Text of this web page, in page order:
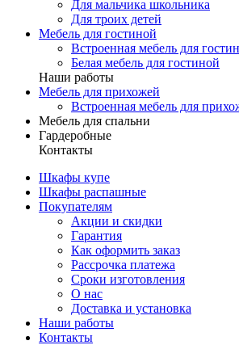
Для мальчика школьника
Для троих детей
Мебель для гостиной
Встроенная мебель для
Белая мебель для гостиной
Наши работы
Мебель для прихожей
Встроенная мебель для
Мебель для спальни
Гардеробные
Контакты
Шкафы купе
Шкафы распашные
Покупателям
Акции и скидки
Гарантия
Как оформить заказ
Рассрочка платежа
Сроки изготовления
О нас
Доставка и установка
Наши работы
Контакты